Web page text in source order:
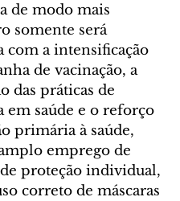
de modo mais
somente será
com a intensificação
de vacinação, a
das práticas de
em saúde e o reforço
primária à saúde,
emprego de
proteção individual,
correto de máscaras